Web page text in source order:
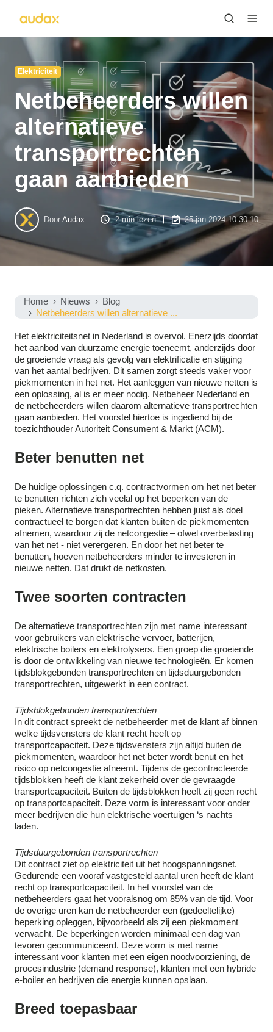
Elektriciteit
Netbeheerders willen
alternatieve
transportrechten
gaan aanbieden
DoorAudax 2 min lezen 25-jan-2024 10:30:10
Home Nieuws
Blog
Netbeheerders willen alternatieve ...
Het elektriciteitsnet in Nederland is overvol. Enerzijds doordat
het aanbod van duurzame energie toeneemt, anderzijds door
de groeiende vraag als gevolg van elektrificatie en stijging
van het aantal bedrijven. Dit samen zorgt steeds vaker voor
piekmomenten in het net. Het aanleggen van nieuwe netten is
een oplossing, al is er meer nodig. Netbeheer Nederland en
de netbeheerders willen daarom alternatieve transportrechten
gaan aanbieden. Het voorstel hiertoe is ingediend bij de
toezichthouder Autoriteit Consument & Markt (ACM).
Beter benutten net
De huidige oplossingen c.q. contractvormen om het net beter
te benutten richten zich veelal op het beperken van de
pieken. Alternatieve transportrechten hebben juist als doel
contractueel te borgen dat klanten buiten de piekmomenten
afnemen, waardoor zij de netcongestie – ofwel overbelasting
van het net - niet verergeren. En door het net beter te
benutten, hoeven netbeheerders minder te investeren in
nieuwe netten. Dat drukt de netkosten.
Twee soorten contracten
De alternatieve transportrechten zijn met name interessant
voor gebruikers van elektrische vervoer, batterijen,
elektrische boilers en elektrolysers. Een groep die groeiende
is door de ontwikkeling van nieuwe technologieën. Er komen
tijdsblokgebonden transportrechten en tijdsduurgebonden
transportrechten, uitgewerkt in een contract.
Tijdsblokgebonden transportrechten
In dit contract spreekt de netbeheerder met de klant af binnen
welke tijdsvensters de klant recht heeft op
transportcapaciteit. Deze tijdsvensters zijn altijd buiten de
piekmomenten, waardoor het net beter wordt benut en het
risico op netcongestie afneemt. Tijdens de gecontracteerde
tijdsblokken heeft de klant zekerheid over de gevraagde
transportcapaciteit. Buiten de tijdsblokken heeft zij geen recht
op transportcapaciteit. Deze vorm is interessant voor onder
meer bedrijven die hun elektrische voertuigen ‘s nachts
laden.
Tijdsduurgebonden transportrechten
Dit contract ziet op elektriciteit uit het hoogspanningsnet.
Gedurende een vooraf vastgesteld aantal uren heeft de klant
recht op transportcapaciteit. In het voorstel van de
netbeheerders gaat het vooralsnog om 85% van de tijd. Voor
de overige uren kan de netbeheerder een (gedeeltelijke)
beperking opleggen, bijvoorbeeld als zij een piekmoment
verwacht. De beperkingen worden minimaal een dag van
tevoren gecommuniceerd. Deze vorm is met name
interessant voor klanten met een eigen noodvoorziening, de
procesindustrie (demand response), klanten met een hybride
e-boiler en bedrijven die energie kunnen opslaan.
Breed toepasbaar